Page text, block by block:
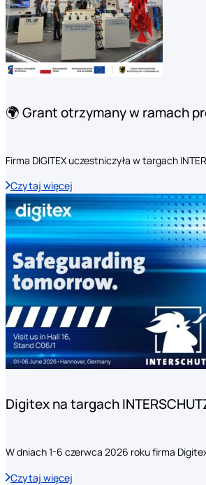
🌍 Grant otrzymany w ramach
Firma DIGITEX uczestniczyła w targach
Czytaj więcej
Digitex na targach
W dniach 1-6 czerwca 2026 roku firma
Czytaj więcej